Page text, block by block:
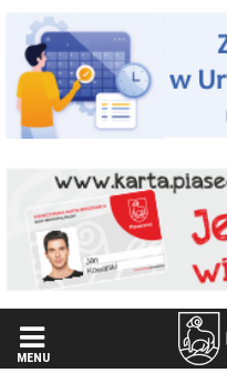
użytkowników
czytników
ekranowych Znajdujesz
się
podstronie
Marcina
Oficjalna
strona
Miasta
MENU